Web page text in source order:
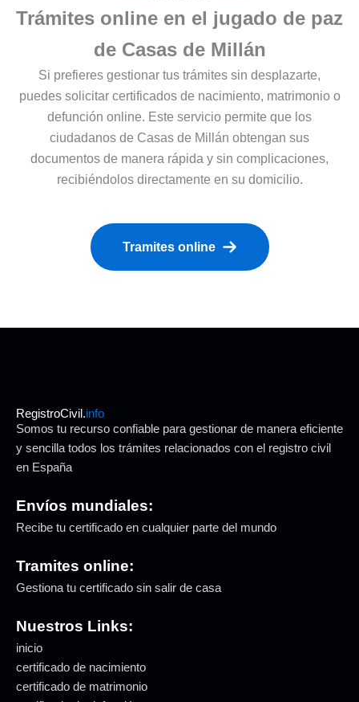
Trámites online en el jugado de paz
de Casas de Millán
Si prefieres gestionar tus trámites sin desplazarte,
puedes solicitar certificados de nacimiento, matrimonio o
defunción online. Este servicio permite que los
ciudadanos de Casas de Millán obtengan sus
documentos de manera rápida y sin complicaciones,
recibiéndolos directamente en su domicilio.
Tramites online
RegistroCivil.info
Somos tu recurso confiable para gestionar de manera eficiente
y sencilla todos los trámites relacionados con el registro civil
en España
Envíos mundiales:
Recibe tu certificado en cualquier parte del mundo
Tramites online:
Gestiona tu certificado sin salir de casa
Nuestros Links:
inicio
certificado de nacimiento
certificado de matrimonio